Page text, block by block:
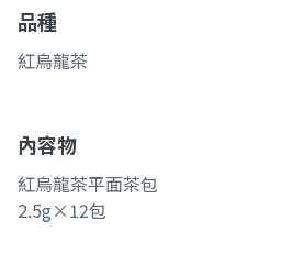
品種
紅烏龍茶
內容物
紅烏龍茶平面茶包
2.5g×12包